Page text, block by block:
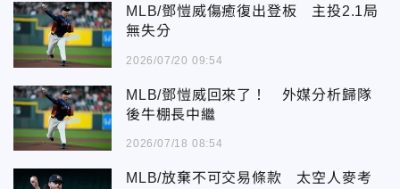
MLB/鄧愷威傷癒復出登板 主投2.1局
無失分
2026/07/20 09:54
MLB/鄧愷威回來了！ 外媒分析歸隊
後牛棚長中繼
2026/07/18 08:54
MLB/放棄不可交易條款 太空人麥考